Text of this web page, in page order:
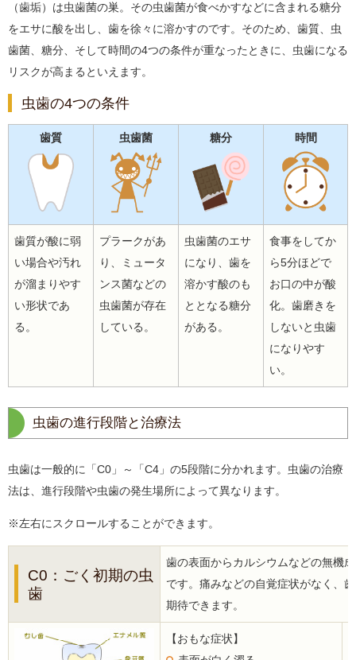
（歯垢）は虫歯菌の巣。その虫歯菌が食べかすなどに含まれる糖分
をエサに酸を出し、歯を徐々に溶かすのです。そのため、歯質、虫
歯菌、糖分、そして時間の4つの条件が重なったときに、虫歯になる
リスクが高まるといえます。
虫歯の4つの条件
歯質 虫歯菌 糖分 時間
歯質が酸に弱
い場合や汚れ
が溜まりやす
い形状であ
る。
プラークがあ
り、ミュータ
ンス菌などの
虫歯菌が存在
している。
虫歯菌のエサ
になり、歯を
溶かす酸のも
ととなる糖分
がある。
食事をしてか
ら5分ほどで
お口の中が酸
化。歯磨きを
しないと虫歯
になりやす
い。
虫歯の進行段階と治療法
虫歯は一般的に「C0」～「C4」の5段階に分かれます。虫歯の治療
法は、進行段階や虫歯の発生場所によって異なります。
※左右にスクロールすることができます。
C0：ごく初期の虫
歯
歯の表面からカルシウムなどの無機
です。痛みなどの自覚症状がなく、
期待できます。
【おもな症状】